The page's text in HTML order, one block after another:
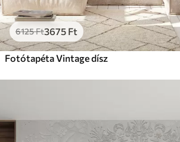
6125Ft3675 Ft
Fotótapéta Vintage dísz